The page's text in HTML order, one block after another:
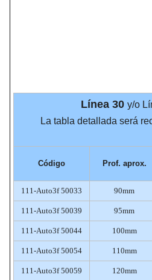
Línea 30 y/o
La tabla detallada será
Código Prof. aprox.
111-Auto3f 50033 90mm
111-Auto3f 50039 95mm
111-Auto3f 50044 100mm
111-Auto3f 50054 110mm
111-Auto3f 50059 120mm